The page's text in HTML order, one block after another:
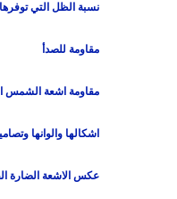
نسبة الظل التي توفرها
مقاومة للصدأ
مقاومة اشعة الشمس
اشكالها والوانها
عكس الاشعة الضارة